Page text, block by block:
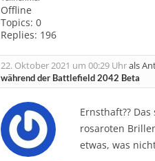
Offline
Topics: 0
Replies: 196
22. Oktober 2021 um 00:29 Uhrals
während der Battlefield 2042 Beta
Ernsthaft??
rosaroten
etwas, was